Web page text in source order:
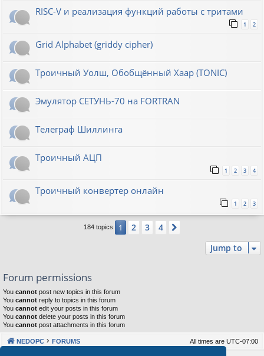
RISC-V и реализация функций работы с тритами
1 2
Grid Alphabet (griddy cipher)
Троичный Уолш, Обобщённый Хаар (TONIC)
Эмулятор СЕТУНЬ-70 на FORTRAN
Телеграф Шиллинга
Троичный АЦП
1 2 3 4
Троичный конвертер онлайн
1 2 3
184 topics 1 2 3 4
Jump to
Forum permissions
You cannot post new topics in this forum
You cannot reply to topics in this forum
You cannot edit your posts in this forum
You cannot delete your posts in this forum
You cannot post attachments in this forum
NEDOPC FORUMS All times are UTC-07:00